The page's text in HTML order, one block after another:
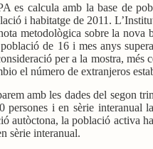
es calcula amb la base de
i habitatge de 2011.
metodològica sobre la nova
de 16 i mes anys
per a la mostra, més
el número de extranjeros
amb les dades del segon
persones i en sèrie interanual
autòctona, la població activa
sèrie interanual.